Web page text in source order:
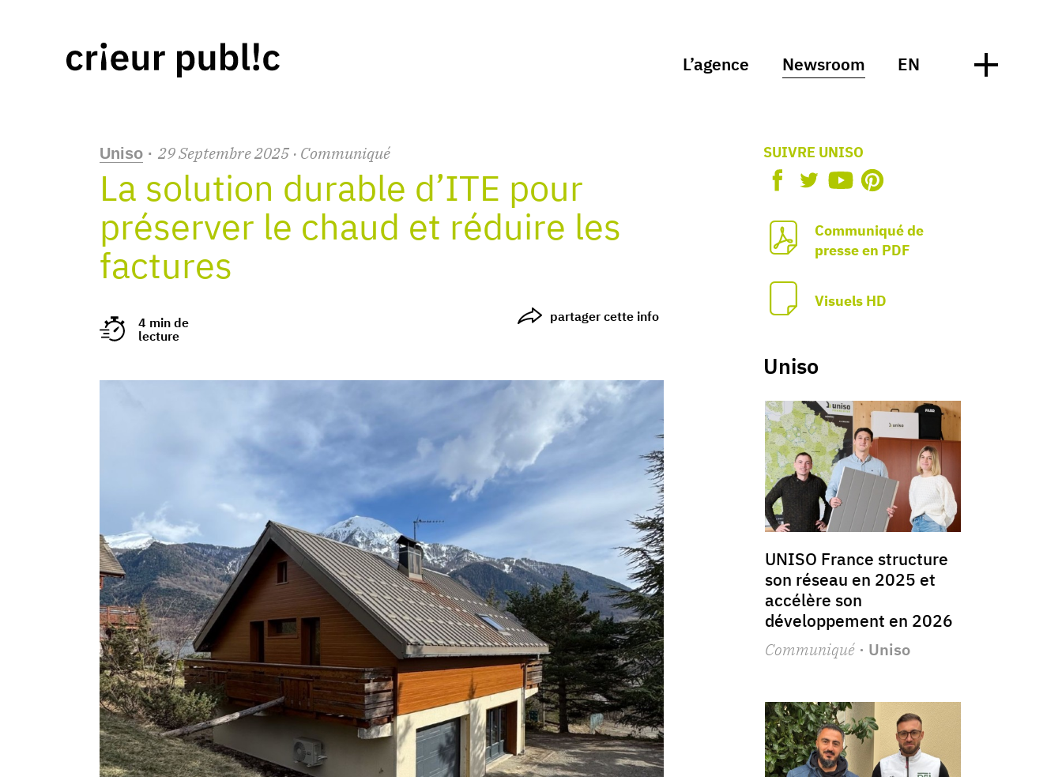
L’agence Newsroom EN
Uniso · 29Septembre2025 · Communiqué
La solution durable d’ITE pour
préserver le chaud et réduire les
factures
4 min de
lecture
partager cette info
SUIVRE UNISO
Communiqué de
presse en PDF
Visuels HD
Uniso
UNISO France structure
son réseau en 2025 et
accélère son
développement en 2026
Communiqué· Uniso